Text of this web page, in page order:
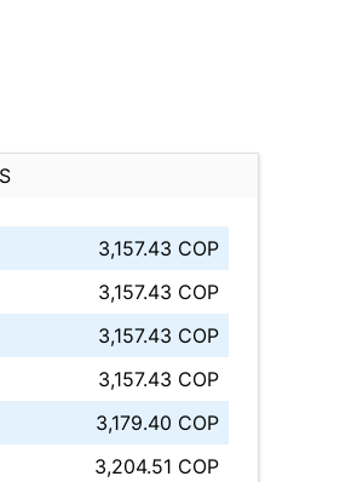
3,157.43 COP
3,157.43 COP
3,157.43 COP
3,157.43 COP
3,179.40 COP
3,204.51 COP